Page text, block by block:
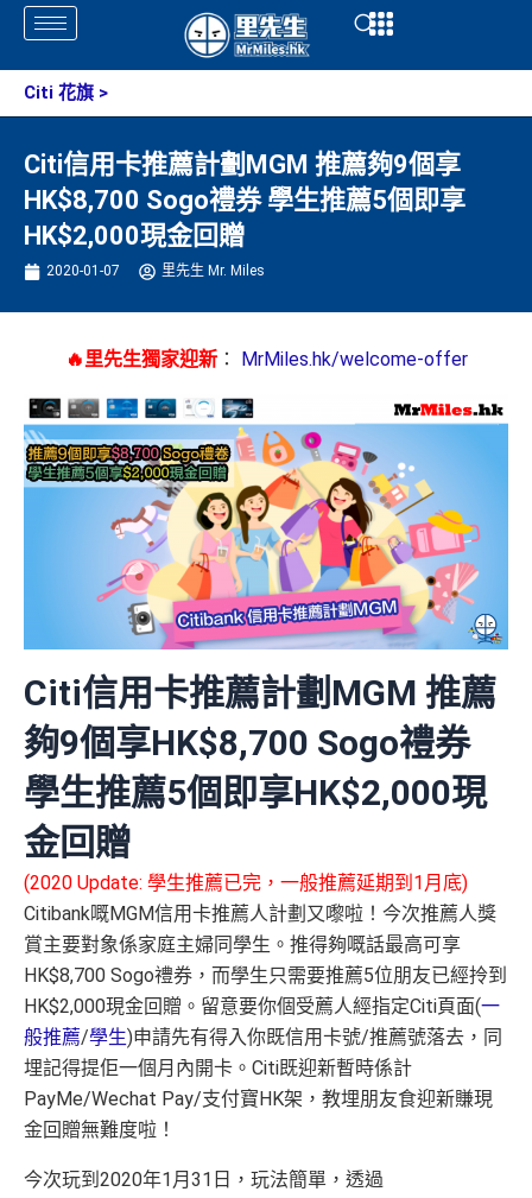
Skip
content
Open
Citi 花旗 >
Citi信用卡推薦計劃MGM 推薦夠9個享
HK$8,700 Sogo禮券 學生推薦5個即享
HK$2,000現金回贈
2020-01-07 里先生 Mr. Miles
🔥里先生獨家迎新： MrMiles.hk/welcome-offer
Citi信用卡推薦計劃MGM 推薦
夠9個享HK$8,700 Sogo禮券
學生推薦5個即享HK$2,000現
金回贈
(2020 Update: 學生推薦已完，一般推薦延期到1月底)
Citibank嘅MGM信用卡推薦人計劃又嚟啦！今次推薦人獎
賞主要對象係家庭主婦同學生。推得夠嘅話最高可享
HK$8,700 Sogo禮券，而學生只需要推薦5位朋友已經拎到
HK$2,000現金回贈。留意要你個受薦人經指定Citi頁面(一
般推薦/學生)申請先有得入你既信用卡號/推薦號落去，同
埋記得提佢一個月內開卡。Citi既迎新暫時係計
PayMe/Wechat Pay/支付寶HK架，教埋朋友食迎新賺現
金回贈無難度啦！
今次玩到2020年1月31日，玩法簡單，透過